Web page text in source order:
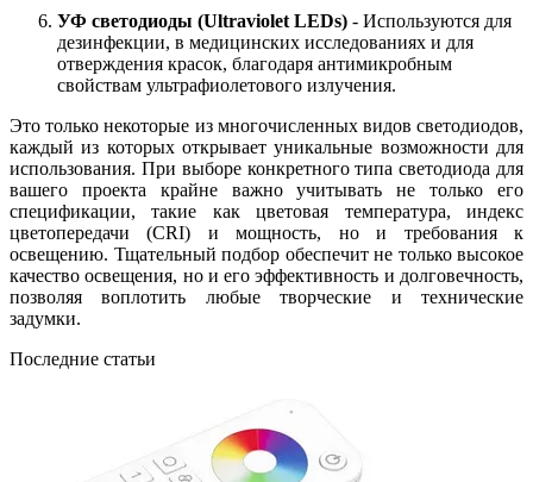
УФ светодиоды (Ultraviolet LEDs) - Используются для
дезинфекции, в медицинских исследованиях и для
отверждения красок, благодаря антимикробным
свойствам ультрафиолетового излучения.
Это только некоторые из многочисленных видов светодиодов,
каждый из которых открывает уникальные возможности для
использования. При выборе конкретного типа светодиода для
вашего проекта крайне важно учитывать не только его
спецификации, такие как цветовая температура, индекс
цветопередачи (CRI) и мощность, но и требования к
освещению. Тщательный подбор обеспечит не только высокое
качество освещения, но и его эффективность и долговечность,
позволяя воплотить любые творческие и технические
задумки.
Последние статьи